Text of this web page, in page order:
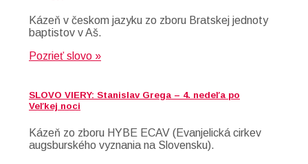
Kázeň v českom jazyku zo zboru Bratskej jednoty
baptistov v Aš.
Pozrieť slovo »
SLOVO VIERY: Stanislav Grega – 4. nedeľa po
Veľkej noci
Kázeň zo zboru HYBE ECAV (Evanjelická cirkev
augsburského vyznania na Slovensku).